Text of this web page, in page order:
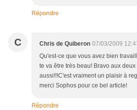
Répondre
C Chris de Quiberon 07/03/2009
Qu'est-ce que vous avez bien
te va être très beau! Bravo aux
aussi!!!C'est vraiment un plaisir à
merci Sophos pour ce bel article!
Répondre